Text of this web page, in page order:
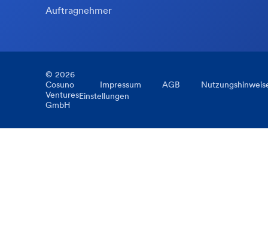
Auftragnehmer
© 2026
Cosuno
Ventures
GmbH
Impressum AGB
Einstellungen